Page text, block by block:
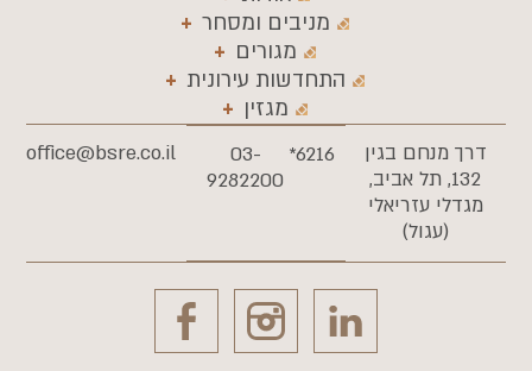
מניבים ומסחר
מגורים
התחדשות עירונית
מגזין
מנחם בגין
132, תל אביב,
עזריאלי
6216*
03-
9282200
office@bsre.co.il